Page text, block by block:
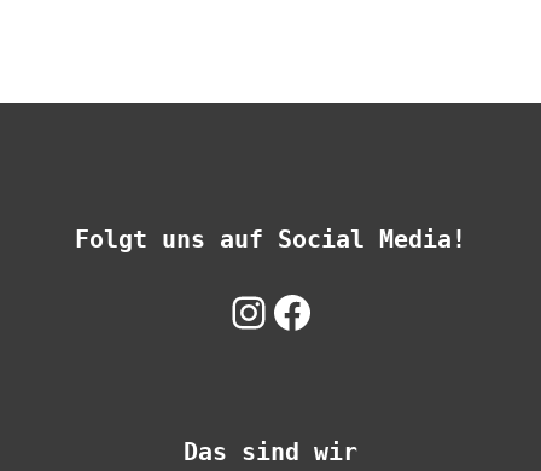
Folgt uns auf Social Media!
Instagram
Facebook
Das sind wir